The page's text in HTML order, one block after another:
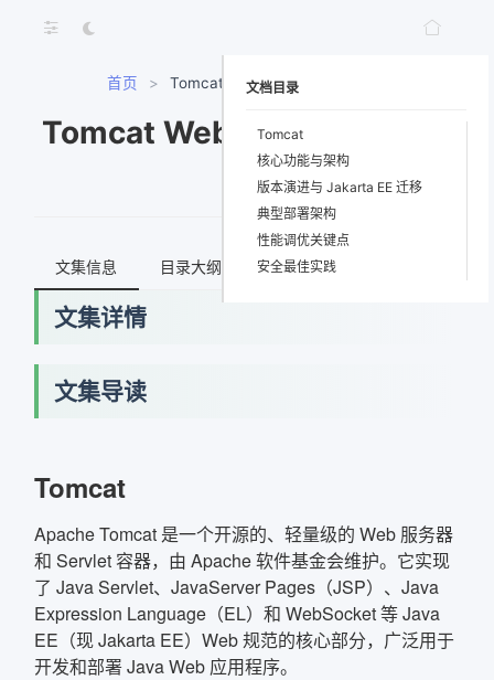
首页 > Tomcat Web服务器配置与管理
Tomcat Web服务器配置与管
理
文集信息 目录大纲 最新文档
文集详情
文集导读
Tomcat
Apache Tomcat 是一个开源的、轻量级的 Web 服务器
和 Servlet 容器，由 Apache 软件基金会维护。它实现
了 Java Servlet、JavaServer Pages（JSP）、Java
Expression Language（EL）和 WebSocket 等 Java
EE（现 Jakarta EE）Web 规范的核心部分，广泛用于
开发和部署 Java Web 应用程序。
文档目录
Tomcat
核心功能与架构
版本演进与 Jakarta EE 迁移
典型部署架构
性能调优关键点
安全最佳实践
确定
复制弹框内信息